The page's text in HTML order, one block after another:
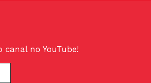
canal no YouTube!